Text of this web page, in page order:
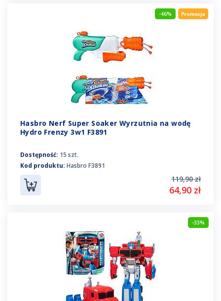
-46%
Hasbro Nerf Super Soaker Wyrzutnia na wodę
Hydro Frenzy 3w1 F3891
Dostępność: 15 szt.
Kod produktu: Hasbro F3891
119,90 zł
64,90 zł
-33%